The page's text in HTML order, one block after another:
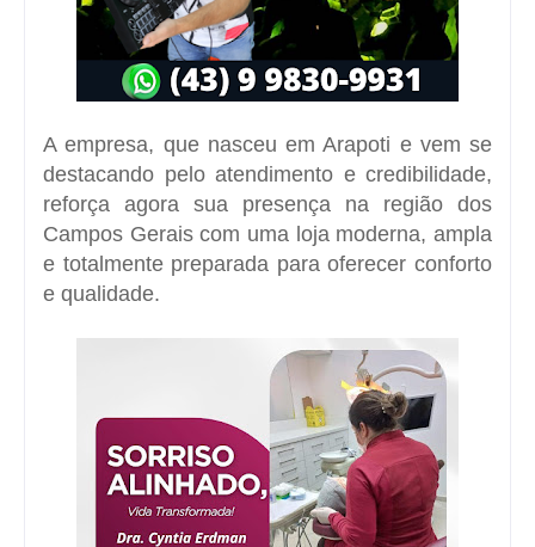
A empresa, que nasceu em Arapoti e vem se
destacando pelo atendimento e credibilidade,
reforça agora sua presença na região dos
Campos Gerais com uma loja moderna, ampla
e totalmente preparada para oferecer conforto
e qualidade.